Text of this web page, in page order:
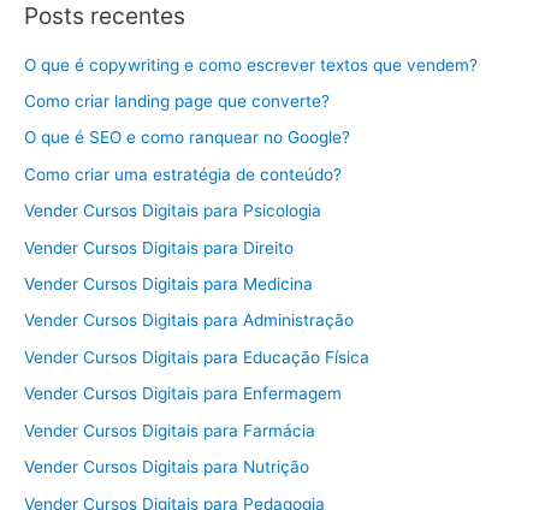
Posts recentes
O que é copywriting e como escrever textos que vendem?
Como criar landing page que converte?
O que é SEO e como ranquear no Google?
Como criar uma estratégia de conteúdo?
Vender Cursos Digitais para Psicologia
Vender Cursos Digitais para Direito
Vender Cursos Digitais para Medicina
Vender Cursos Digitais para Administração
Vender Cursos Digitais para Educação Física
Vender Cursos Digitais para Enfermagem
Vender Cursos Digitais para Farmácia
Vender Cursos Digitais para Nutrição
Vender Cursos Digitais para Pedagogia